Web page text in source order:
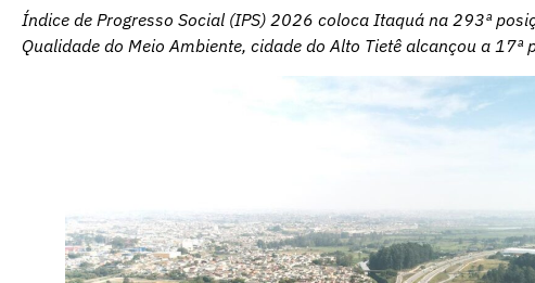
Índice de Progresso Social (IPS) 2026 coloca Itaquá na 293ª
Qualidade do Meio Ambiente, cidade do Alto Tietê alcançou a